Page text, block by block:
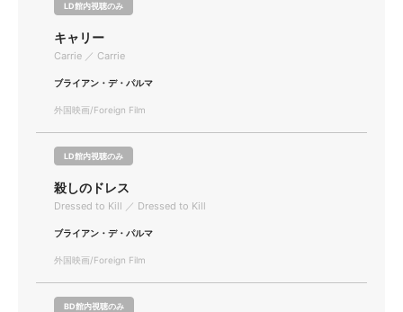
LD館内視聴のみ
キャリー
Carrie ／ Carrie
ブライアン・デ・パルマ
外国映画/Foreign Film
LD館内視聴のみ
殺しのドレス
Dressed to Kill ／ Dressed to Kill
ブライアン・デ・パルマ
外国映画/Foreign Film
BD館内視聴のみ